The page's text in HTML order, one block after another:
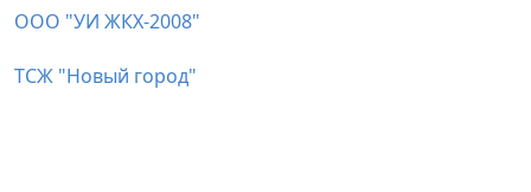
ООО "УИ ЖКХ-2008"
ТСЖ "Новый город"